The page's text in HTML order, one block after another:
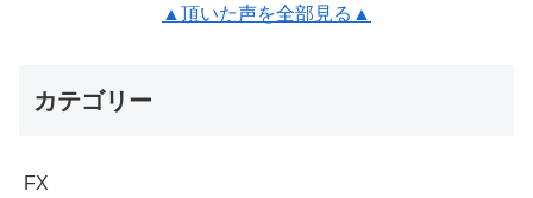
▲頂いた声を全部見る▲
カテゴリー
FX